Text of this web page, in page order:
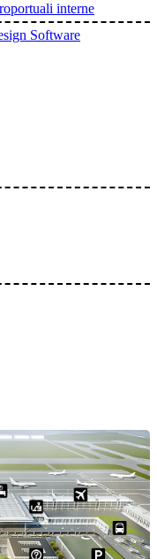
interne
Software